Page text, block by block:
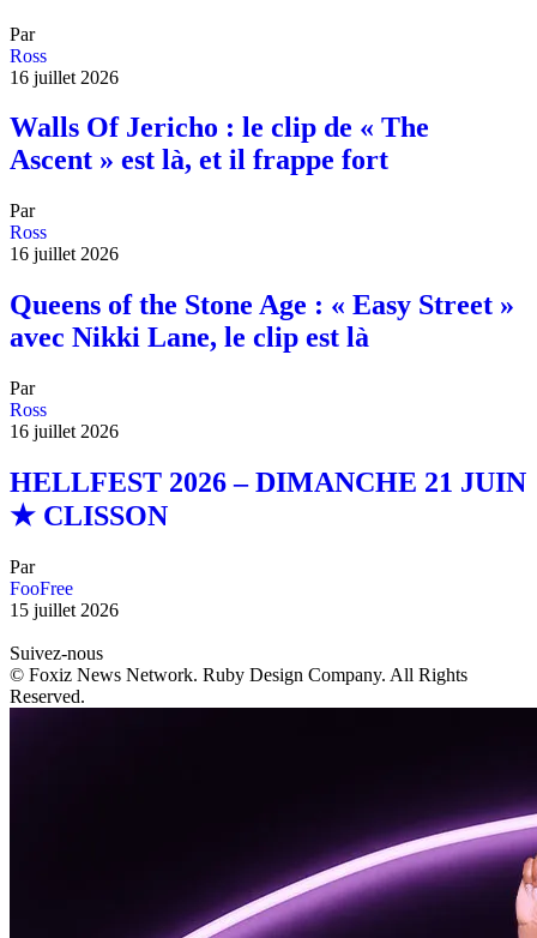
Par
Ross
16 juillet 2026
Walls Of Jericho : le clip de « The
Ascent » est là, et il frappe fort
Par
Ross
16 juillet 2026
Queens of the Stone Age : « Easy Street »
avec Nikki Lane, le clip est là
Par
Ross
16 juillet 2026
HELLFEST 2026 – DIMANCHE 21 JUIN
★ CLISSON
Par
FooFree
15 juillet 2026
Suivez-nous
© Foxiz News Network. Ruby Design Company. All Rights
Reserved.